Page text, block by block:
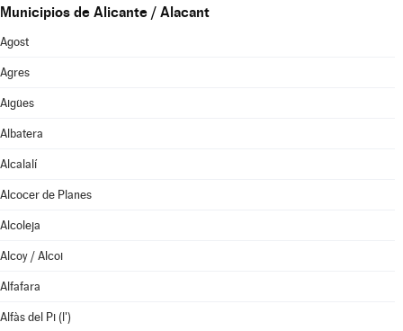
Municipios de Alicante / Alacant
Agost
Agres
Aigües
Albatera
Alcalalí
Alcocer de Planes
Alcoleja
Alcoy / Alcoi
Alfafara
Alfàs del Pi (l')